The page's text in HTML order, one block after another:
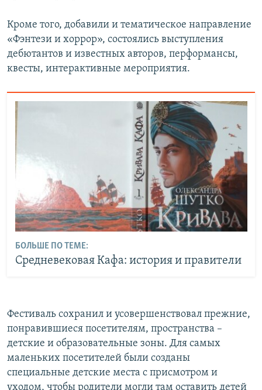
Кроме того, добавили и тематическое направление
«Фэнтези и хоррор», состоялись выступления
дебютантов и известных авторов, перформансы,
квесты, интерактивные мероприятия.
БОЛЬШЕ ПО ТЕМЕ:
Средневековая Кафа: история и правители
Фестиваль сохранил и усовершенствовал прежние,
понравившиеся посетителям, пространства –
детские и образовательные зоны. Для самых
маленьких посетителей были созданы
специальные детские места с присмотром и
уходом, чтобы родители могли там оставить детей